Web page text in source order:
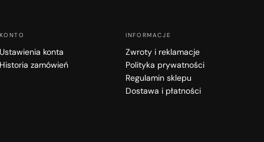
KONTO
Ustawienia konta
Historia zamówień
INFORMACJE
Zwroty i reklamacje
Polityka prywatności
Regulamin sklepu
Dostawa i płatności